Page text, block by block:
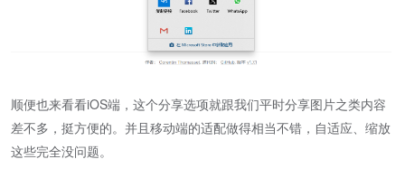
顺便也来看看iOS端，这个分享选项就跟我们平时分享图片之类内容
差不多，挺方便的。并且移动端的适配做得相当不错，自适应、缩放
这些完全没问题。